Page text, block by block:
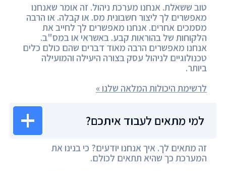
טוב ששאלת. אנחנו מערכת ניהול. זה אומר שאנחנו
מאפשרים לך ליצור חשבונית מס. או קבלה. או הרבה
מסמכים אחרים. אנחנו מאפשרים לך לחייב את
הלקוחות של בהוראות קבע. באשראי או במס"ב.
אנחנו מאפשרים הרבה מאוד דברים שהם כולם כלים
טכנולוגיים לניהול עסק בצורה היעילה והמועילה
ביותר.
לרשימת היכולות המלאה שלנו »
למי מתאים לעבוד איתכם?
זה מתאים לך. איך אנחנו יודעים? כי בנינו את
המערכת כך שהיא תתאים לכולם.